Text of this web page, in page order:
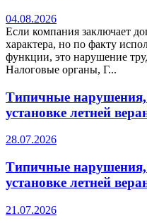
04.08.2026
Если компания заключает
характера, но по факту
функции, это нарушение
Налоговые органы, Г...
Типичные
установке летней
28.07.2026
Типичные
установке летней
21.07.2026